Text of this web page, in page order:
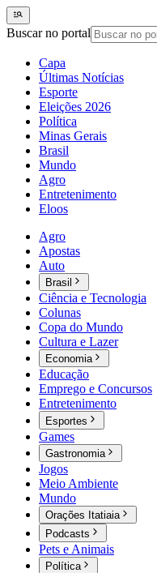
Buscar no portal
Capa
Últimas Notícias
Esporte
Eleições 2026
Política
Minas Gerais
Brasil
Mundo
Agro
Entretenimento
Eloos
Agro
Apostas
Auto
Brasil
Ciência e Tecnologia
Colunas
Copa do Mundo
Cultura e Lazer
Economia
Educação
Emprego e Concursos
Entretenimento
Esportes
Games
Gastronomia
Jogos
Meio Ambiente
Mundo
Orações Itatiaia
Podcasts
Pets e Animais
Política